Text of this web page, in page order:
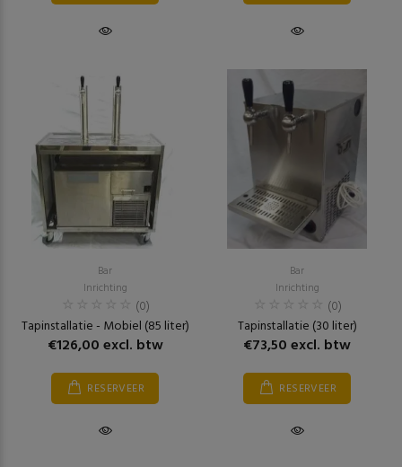
Bar
Inrichting
(0)
Tapinstallatie - Mobiel (85 liter)
€126,00 excl. btw
RESERVEER
Bar
Inrichting
(0)
Tapinstallatie (30 liter)
€73,50 excl. btw
RESERVEER